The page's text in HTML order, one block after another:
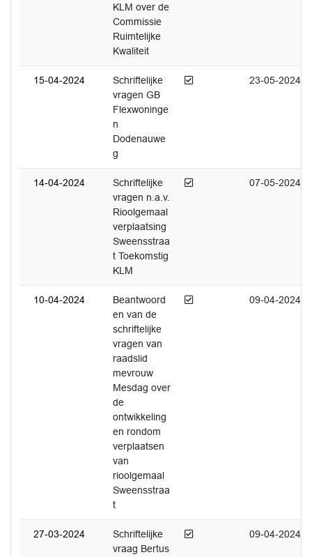
KLM over de
Commissie
Ruimtelijke
Kwaliteit
15-04-2024
Schriftelijke
vragen GB
Flexwoninge
n
Dodenauwe
g
Afgedaan 23-05-2024
14-04-2024
Schriftelijke
vragen n.a.v.
Rioolgemaal
verplaatsing
Sweensstraa
t Toekomstig
KLM
Afgedaan 07-05-2024
10-04-2024
Beantwoord
en van de
schriftelijke
vragen van
raadslid
mevrouw
Mesdag over
de
ontwikkeling
en rondom
verplaatsen
van
rioolgemaal
Sweensstraa
t
Afgedaan 09-04-2024
27-03-2024
Schriftelijke
vraag Bertus
Afgedaan 09-04-2024